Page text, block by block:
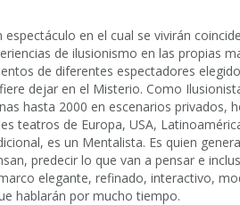
espectáculo en el cual se vivirán
de ilusionismo en las propias
de diferentes espectadores
dejar en el Misterio. Como
hasta 2000 en escenarios privados,
teatros de Europa, USA,
es un Mentalista. Es quien
predecir lo que van a pensar e
elegante, refinado, interactivo,
hablarán por mucho tiempo.